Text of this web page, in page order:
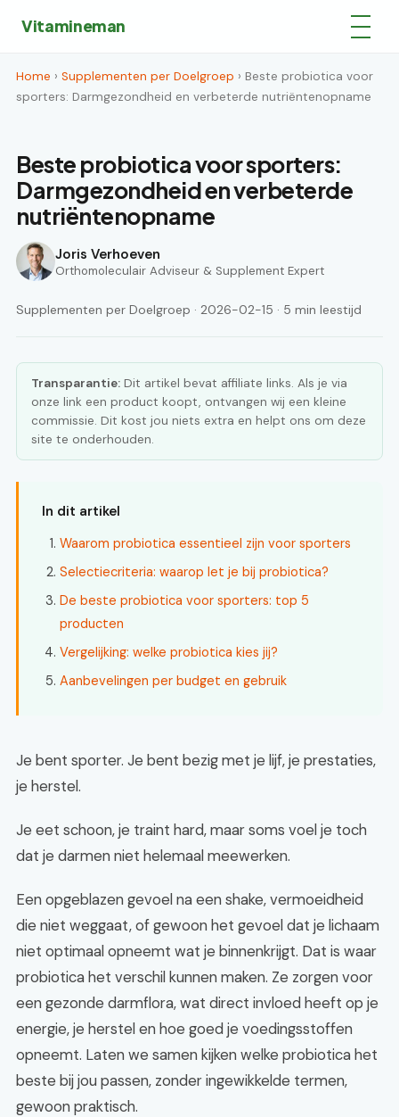
Vitamineman
Home › Supplementen per Doelgroep › Beste probiotica voor
sporters: Darmgezondheid en verbeterde nutriëntenopname
Beste probiotica voor sporters:
Darmgezondheid en verbeterde
nutriëntenopname
Joris Verhoeven
Orthomoleculair Adviseur & Supplement Expert
Supplementen per Doelgroep · 2026-02-15 · 5 min leestijd
Transparantie: Dit artikel bevat affiliate links. Als je via
onze link een product koopt, ontvangen wij een kleine
commissie. Dit kost jou niets extra en helpt ons om deze
site te onderhouden.
In dit artikel
Waarom probiotica essentieel zijn voor sporters
Selectiecriteria: waarop let je bij probiotica?
De beste probiotica voor sporters: top 5
producten
Vergelijking: welke probiotica kies jij?
Aanbevelingen per budget en gebruik
Je bent sporter. Je bent bezig met je lijf, je prestaties,
je herstel.
Je eet schoon, je traint hard, maar soms voel je toch
dat je darmen niet helemaal meewerken.
Een opgeblazen gevoel na een shake, vermoeidheid
die niet weggaat, of gewoon het gevoel dat je lichaam
niet optimaal opneemt wat je binnenkrijgt. Dat is waar
probiotica het verschil kunnen maken. Ze zorgen voor
een gezonde darmflora, wat direct invloed heeft op je
energie, je herstel en hoe goed je voedingsstoffen
opneemt. Laten we samen kijken welke probiotica het
beste bij jou passen, zonder ingewikkelde termen,
gewoon praktisch.